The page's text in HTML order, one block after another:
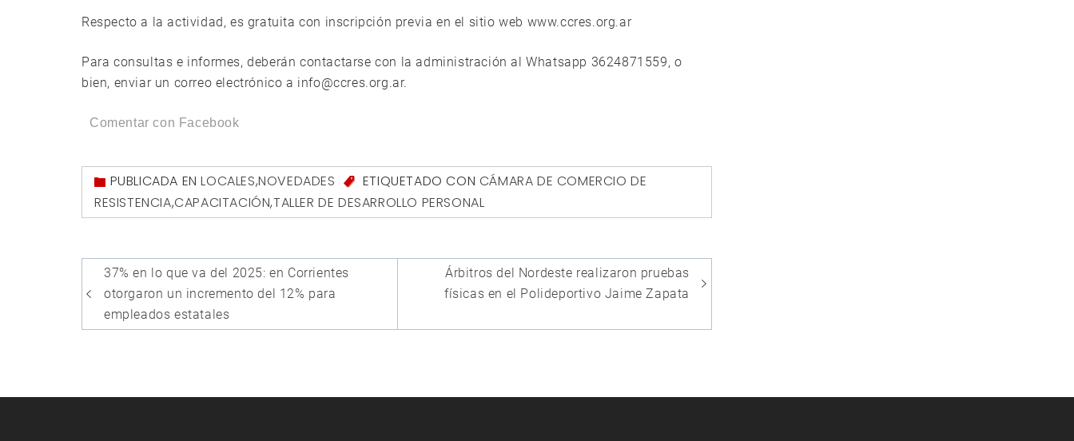
Respecto a la actividad, es gratuita con inscripción previa en el sitio web www.ccres.org.ar
Para consultas e informes, deberán contactarse con la administración al Whatsapp 3624871559, o
bien, enviar un correo electrónico a info@ccres.org.ar.
Comentar con Facebook
PUBLICADA ENLOCALES,NOVEDADES ETIQUETADO CON CÁMARA DE COMERCIO DE
RESISTENCIA,CAPACITACIÓN,TALLER DE DESARROLLO PERSONAL
Navegación
de
entradas
37% en lo que va del 2025: en Corrientes
otorgaron un incremento del 12% para
empleados estatales
Árbitros del Nordeste realizaron pruebas
físicas en el Polideportivo Jaime Zapata